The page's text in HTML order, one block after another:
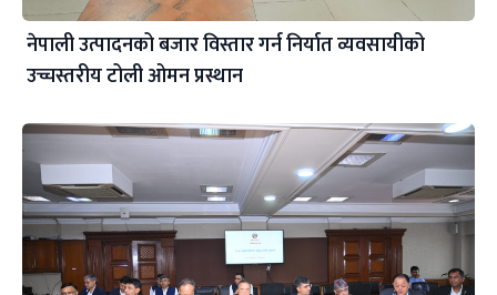
नेपाली उत्पादनको बजार विस्तार गर्न निर्यात व्यवसायीको
उच्चस्तरीय टोली ओमन प्रस्थान